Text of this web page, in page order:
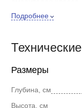
функциональностью.
воспроизвели
времен прошлого
напора воды
вставкой в стиле
Подробнее
Размеры
Глубина, см
Высота, см